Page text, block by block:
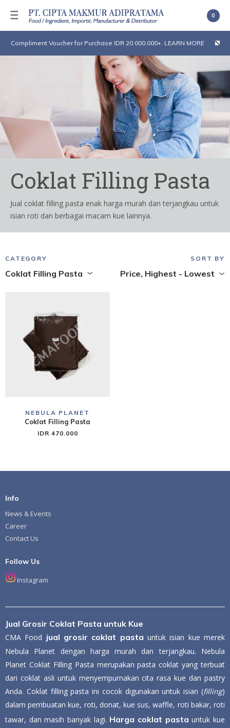
0
Compliment Voucher for Purchase IDR 20.000.000+. LEARN MORE
Coklat Filling Pasta
Jual coklat filling pasta enak harga murah dan terjangkau untuk
isian roti dan berbagai macam kue lainnya.
CATEGORY
Coklat Filling Pasta
SORT BY
Price, Highest - Lowest
NEBULA PLANET
Coklat Filling Pasta
IDR 470.000
Info
News & Events
Career
Contact Us
Follow Us
Instagram
Jual Grosir Coklat Pasta untuk Kue
CMA Food jual grosir coklat pasta untuk isian kue merek
Nebula Planet dengan harga murah dan terjangkau. Nebula
Planet Coklat Filling Pasta merupakan pasta coklat yang terbuat
dari coklat asli untuk menyempurnakan cita rasa kue dan pastry
Anda. Coklat filling pasta ini cocok digunakan untuk isian (filling)
dalam pembuatan kue, roti, donat, kue sus, waffle, roti bakar, roti
tawar, dan masih banyak lagi. Harga coklat pasta untuk kue